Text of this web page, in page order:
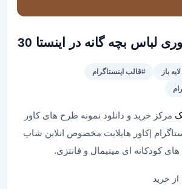
لباس بچه گانه در اینستا 30
باز
#قالب اینستاگرام
مرکز خرید و دانلود نمونه طرح های کاور
|کاور هایلایت مخصوص انلاین شاپ
کودکانه ای مینیمال و فانتزی.
خرید